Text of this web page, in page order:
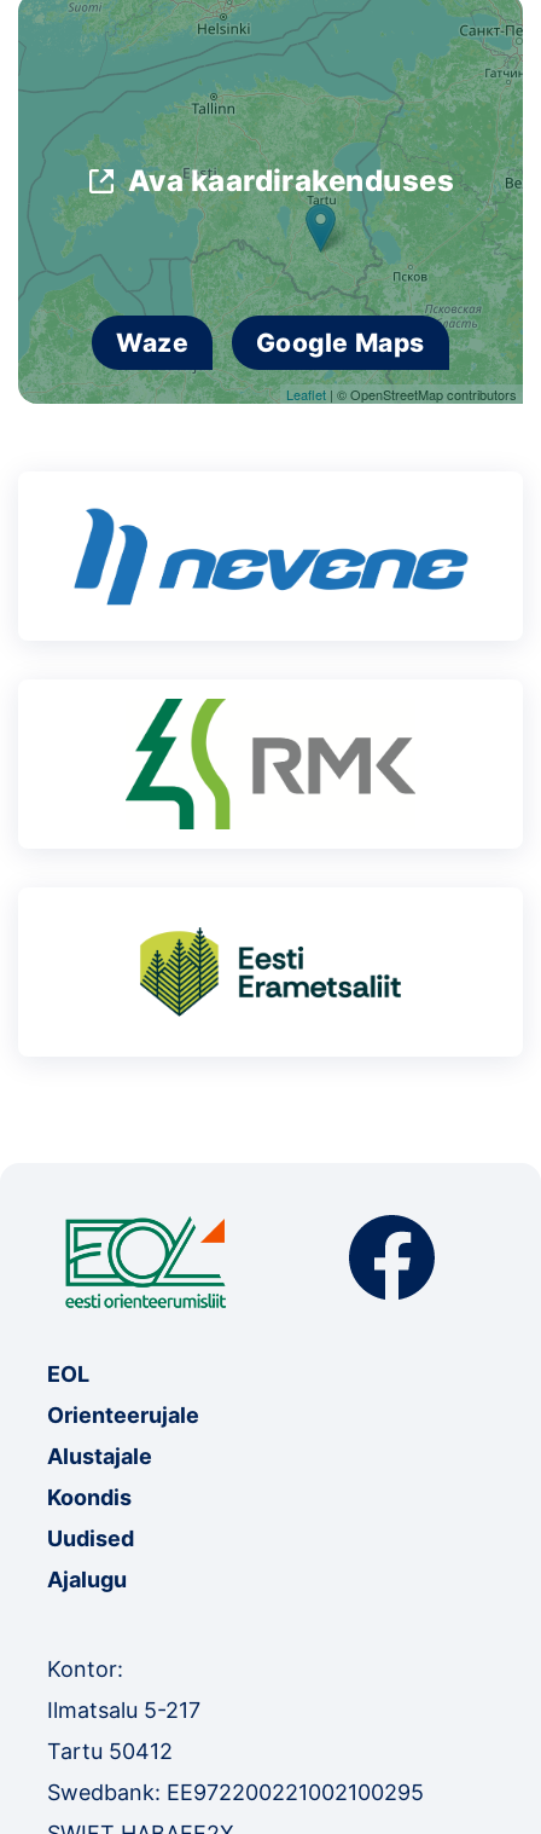
OTSI
Leaflet | © OpenStreetMap contributors
Ava kaardirakenduses
Waze Google Maps
EOL
Orienteerujale
Alustajale
Koondis
Uudised
Ajalugu
Kontor:
Ilmatsalu 5-217
Tartu 50412
Swedbank: EE972200221002100295